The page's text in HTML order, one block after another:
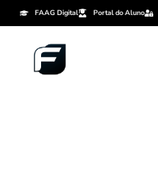
FAAG Digital Portal do Aluno